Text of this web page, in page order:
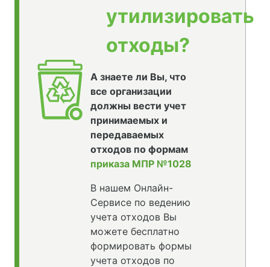
утилизировать
отходы?
А знаете ли Вы, что
все организации
должны вести учет
принимаемых и
передаваемых
отходов по формам
приказа МПР №1028
В нашем Онлайн-
Сервисе по ведению
учета отходов Вы
можете бесплатно
формировать формы
учета отходов по